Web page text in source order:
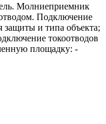
Молниеприемник
Подключение
и типа объекта;
токоотводов
площадку: -